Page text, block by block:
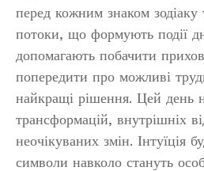
перед кожним знаком зодіаку
потоки, що формують події
допомагають побачити
попередити про можливі
найкращі рішення. Цей день
трансформацій, внутрішніх
неочікуваних змін. Інтуїція
символи навколо стануть